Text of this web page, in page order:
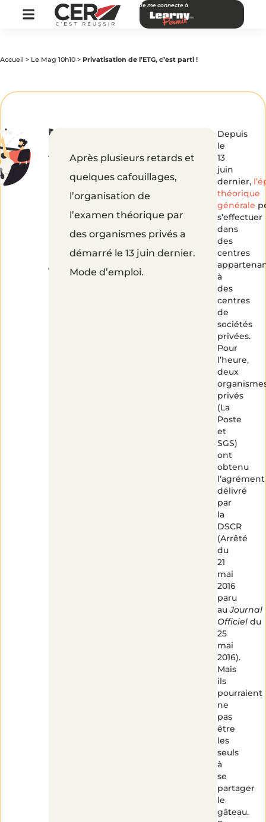
Je me connecte à
Accueil > Le Mag 10h10 > Privatisation de l’ETG, c’est parti !
Privatisation
de
l’ETG,
c’est
parti
par
CER
|Publié
le
Après plusieurs retards et
quelques cafouillages,
l’organisation de
l’examen théorique par
des organismes privés a
démarré le 13 juin dernier.
Mode d’emploi.
Depuis
le
13
juin
dernier,
théorique
générale
s’effectuer
dans
des
centres
à
des
centres
de
sociétés
privées.
Pour
l’heure,
deux
privés
(La
Poste
et
SGS)
ont
obtenu
l’agrément
délivré
par
la
DSCR
(Arrêté
du
21
mai
2016
paru
auJournal
Officiel du
25
mai
2016).
Mais
ils
pourraient
ne
pas
être
les
seuls
à
se
partager
le
gâteau.